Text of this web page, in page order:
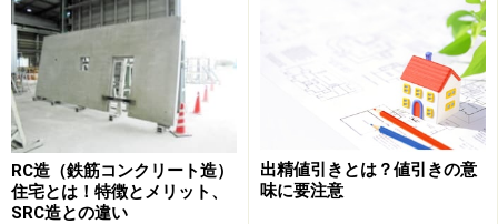
フラット35Sは省エネ・耐震・バリアフリー・可変性に
RC造（鉄筋コンクリート造）
住宅とは！特徴とメリット、
SRC造との違い
出精値引きとは？値引きの意
味に要注意